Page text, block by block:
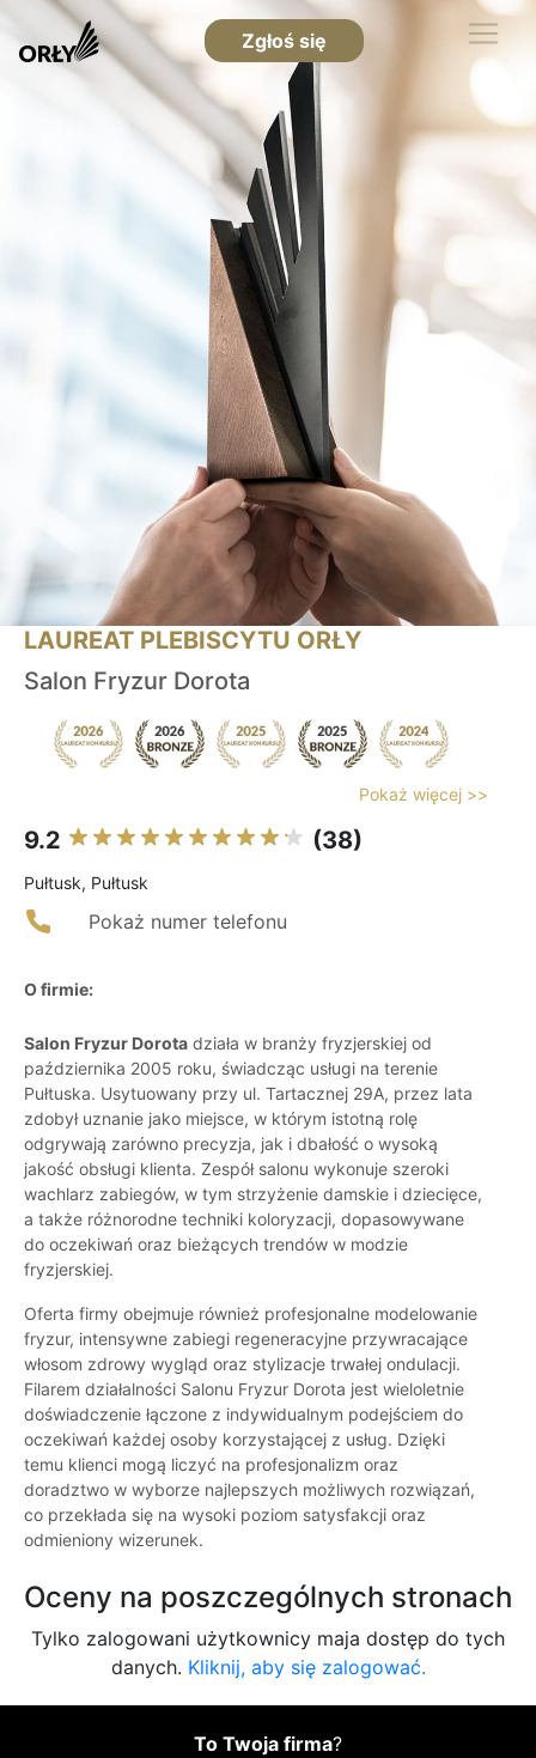
Zgłoś się
LAUREAT PLEBISCYTU ORŁY
Salon Fryzur Dorota
Pokaż więcej >>
9.2 (38)
Pułtusk, Pułtusk
Pokaż numer telefonu
O firmie:
Salon Fryzur Dorota działa w branży fryzjerskiej od
października 2005 roku, świadcząc usługi na terenie
Pułtuska. Usytuowany przy ul. Tartacznej 29A, przez lata
zdobył uznanie jako miejsce, w którym istotną rolę
odgrywają zarówno precyzja, jak i dbałość o wysoką
jakość obsługi klienta. Zespół salonu wykonuje szeroki
wachlarz zabiegów, w tym strzyżenie damskie i dziecięce,
a także różnorodne techniki koloryzacji, dopasowywane
do oczekiwań oraz bieżących trendów w modzie
fryzjerskiej.
Oferta firmy obejmuje również profesjonalne modelowanie
fryzur, intensywne zabiegi regeneracyjne przywracające
włosom zdrowy wygląd oraz stylizacje trwałej ondulacji.
Filarem działalności Salonu Fryzur Dorota jest wieloletnie
doświadczenie łączone z indywidualnym podejściem do
oczekiwań każdej osoby korzystającej z usług. Dzięki
temu klienci mogą liczyć na profesjonalizm oraz
doradztwo w wyborze najlepszych możliwych rozwiązań,
co przekłada się na wysoki poziom satysfakcji oraz
odmieniony wizerunek.
Oceny na poszczególnych stronach
Tylko zalogowani użytkownicy maja dostęp do tych
danych. Kliknij, aby się zalogować.
To Twoja firma?